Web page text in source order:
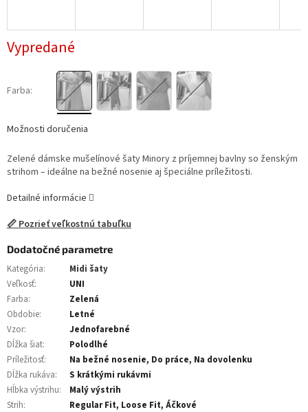
Vypredané
Farba:
Možnosti doručenia
Zelené dámske mušelínové šaty Minory z príjemnej bavlny so ženským
strihom – ideálne na bežné nosenie aj špeciálne príležitosti.
Detailné informácie
📏 Pozrieť veľkostnú tabuľku
Dodatočné parametre
Kategória:
Midi šaty
Veľkosť:
UNI
Farba:
Zelená
Obdobie:
Letné
Vzor:
Jednofarebné
Dĺžka šiat:
Polodlhé
Príležitosť:
Na bežné nosenie, Do práce, Na dovolenku
Dĺžka rukáva:
S krátkými rukávmi
Hĺbka výstrihu:
Malý výstrih
Strih:
Regular Fit, Loose Fit, Áčkové